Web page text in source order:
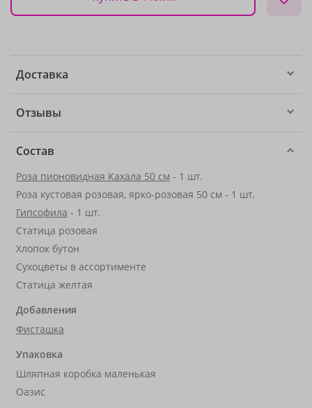
Доставка
Отзывы
Состав
Роза пионовидная Кахала 50 см - 1 шт.
Роза кустовая розовая, ярко-розовая 50 см - 1 шт.
Гипсофила - 1 шт.
Статица розовая
Хлопок бутон
Сухоцветы в ассортименте
Статица желтая
Добавления
Фисташка
Упаковка
Шляпная коробка маленькая
Оазис